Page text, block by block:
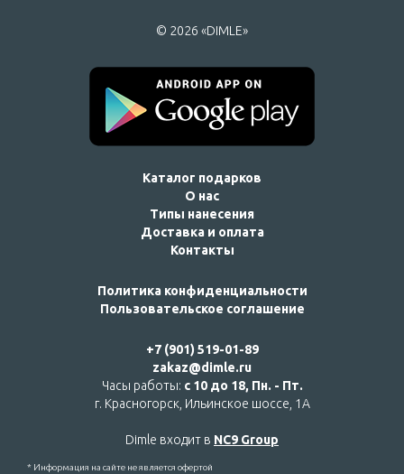
© 2026 «DIMLE»
Каталог подарков
О нас
Типы нанесения
Доставка и оплата
Контакты
Политика конфиденциальности
Пользовательское соглашение
+7 (901) 519-01-89
zakaz@dimle.ru
Часы работы: с 10 до 18, Пн. - Пт.
г. Красногорск, Ильинское шоссе, 1А
Dimle входит в NC9 Group
* Информация на сайте не является офертой